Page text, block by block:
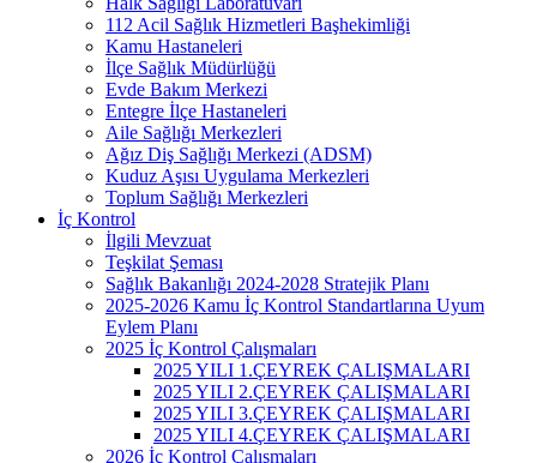
112 Acil Sağlık Hizmetleri Başhekimliği
Kamu Hastaneleri
İlçe Sağlık Müdürlüğü
Evde Bakım Merkezi
Entegre İlçe Hastaneleri
Aile Sağlığı Merkezleri
Ağız Diş Sağlığı Merkezi (ADSM)
Kuduz Aşısı Uygulama Merkezleri
Toplum Sağlığı Merkezleri
İç Kontrol
İlgili Mevzuat
Teşkilat Şeması
Sağlık Bakanlığı 2024-2028 Stratejik Planı
2025-2026 Kamu İç Kontrol Standartlarına Uyum
Eylem Planı
2025 İç Kontrol Çalışmaları
2025 YILI 1.ÇEYREK ÇALIŞMALARI
2025 YILI 2.ÇEYREK ÇALIŞMALARI
2025 YILI 3.ÇEYREK ÇALIŞMALARI
2025 YILI 4.ÇEYREK ÇALIŞMALARI
2026 İç Kontrol Çalışmaları